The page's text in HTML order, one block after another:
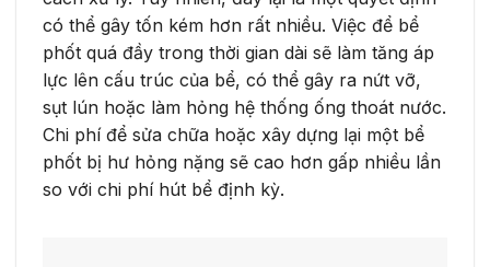
có thể gây tốn kém hơn rất nhiều. Việc để bể
phốt quá đầy trong thời gian dài sẽ làm tăng áp
lực lên cấu trúc của bể, có thể gây ra nứt vỡ,
sụt lún hoặc làm hỏng hệ thống ống thoát nước.
Chi phí để sửa chữa hoặc xây dựng lại một bể
phốt bị hư hỏng nặng sẽ cao hơn gấp nhiều lần
so với chi phí hút bể định kỳ.